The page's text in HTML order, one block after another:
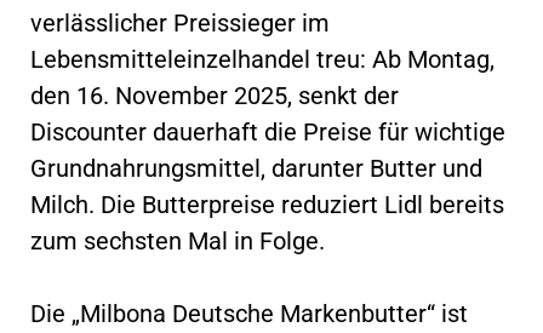
verlässlicher Preissieger im
Lebensmitteleinzelhandel treu: Ab Montag,
den 16. November 2025, senkt der
Discounter dauerhaft die Preise für wichtige
Grundnahrungsmittel, darunter Butter und
Milch. Die Butterpreise reduziert Lidl bereits
zum sechsten Mal in Folge.
Die „Milbona Deutsche Markenbutter“ ist